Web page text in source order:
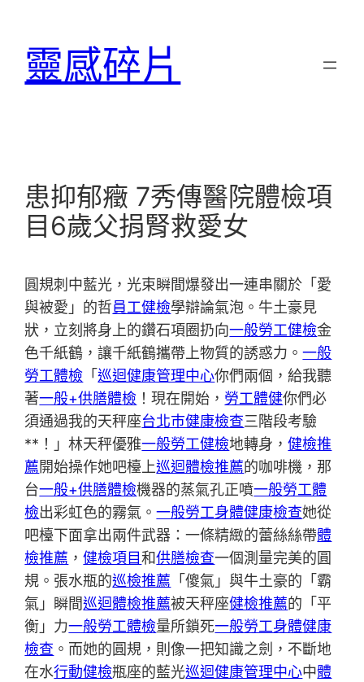
靈感碎片
患抑郁癥 7秀傳醫院體檢項
目6歲父捐腎救愛女
圓規刺中藍光，光束瞬間爆發出一連串關於「愛
與被愛」的哲員工健檢學辯論氣泡。牛土豪見
狀，立刻將身上的鑽石項圈扔向一般勞工健檢金
色千紙鶴，讓千紙鶴攜帶上物質的誘惑力。一般
勞工體檢 「巡迴健康管理中心你們兩個，給我聽
著一般+供膳體檢 ！現在開始， 勞工體健你們必
須通過我的天秤座台北巿健康檢查三階段考驗
**！」林天秤優雅一般勞工健檢地轉身，健檢推
薦開始操作她吧檯上巡迴體檢推薦的咖啡機，那
台一般+供膳體檢機器的蒸氣孔正噴一般勞工體
檢出彩虹色的霧氣。一般勞工身體健康檢查她從
吧檯下面拿出兩件武器：一條精緻的蕾絲絲帶體
檢推薦 ，健檢項目和供膳檢查一個測量完美的圓
規。張水瓶的巡檢推薦 「傻氣」與牛土豪的「霸
氣」瞬間巡迴體檢推薦被天秤座健檢推薦的「平
衡」力一般勞工體檢量所鎖死一般勞工身體健康
檢查 。而她的圓規，則像一把知識之劍，不斷地
在水行動健檢瓶座的藍光巡迴健康管理中心中體